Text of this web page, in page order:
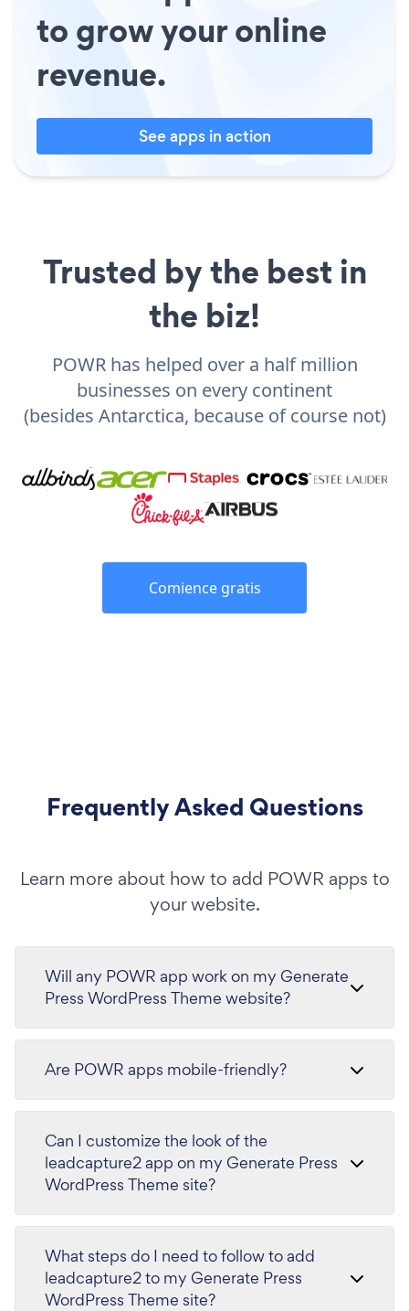
to grow your online
revenue.
See apps in action
Trusted by the best in
the biz!
POWR has helped over a half million
businesses on every continent
(besides Antarctica, because of course not)
Comience gratis
Frequently Asked Questions
Learn more about how to add POWR apps to
your website.
Will any POWR app work on my Generate
Press WordPress Theme website?
Are POWR apps mobile-friendly?
Can I customize the look of the
leadcapture2 app on my Generate Press
WordPress Theme site?
What steps do I need to follow to add
leadcapture2 to my Generate Press
WordPress Theme site?